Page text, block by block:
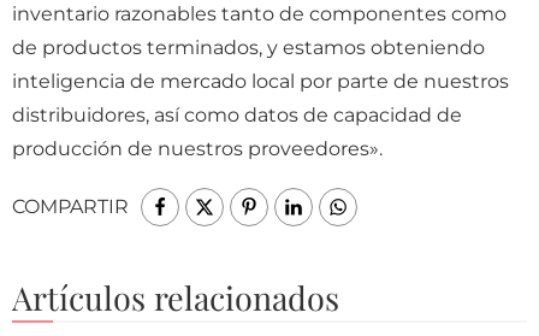
inventario razonables tanto de componentes como
de productos terminados, y estamos obteniendo
inteligencia de mercado local por parte de nuestros
distribuidores, así como datos de capacidad de
producción de nuestros proveedores».
COMPARTIR
Artículos relacionados